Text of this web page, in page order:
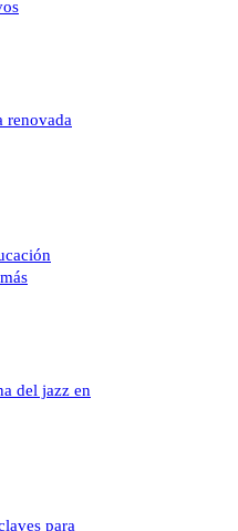
renovada
del jazz en
para